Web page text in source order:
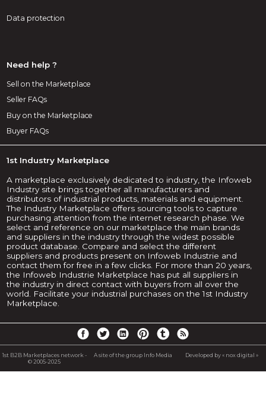
Data protection
Need help ?
Sell on the Marketplace
Seller FAQs
Buy on the Marketplace
Buyer FAQs
1st Industry Marketplace
A marketplace exclusively dedicated to industry, the Infoweb
Industry site brings together all manufacturers and
distributors of industrial products, materials and equipment.
The Industry Marketplace offers sourcing tools to capture
purchasing attention from the internet research phase. We
select and reference on our marketplace the main brands
and suppliers in the industry through the widest possible
product database. Compare and select the different
suppliers and products present on Infoweb Industrie and
contact them for free in a few clicks. For more than 20 years,
the Infoweb Industrie Marketplace has put all suppliers in
the industry in direct contact with buyers from all over the
world. Facilitate your industrial purchases on the 1st Industry
Marketplace.
1st B2B Marketplaces network -
© 2005-2025
A site of the group Info Media Developed by « nox digital »